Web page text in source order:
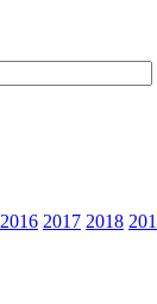
2016 2017 2018